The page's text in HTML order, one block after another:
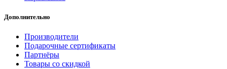
Дополнительно
Производители
Подарочные сертификаты
Партнёры
Товары со скидкой